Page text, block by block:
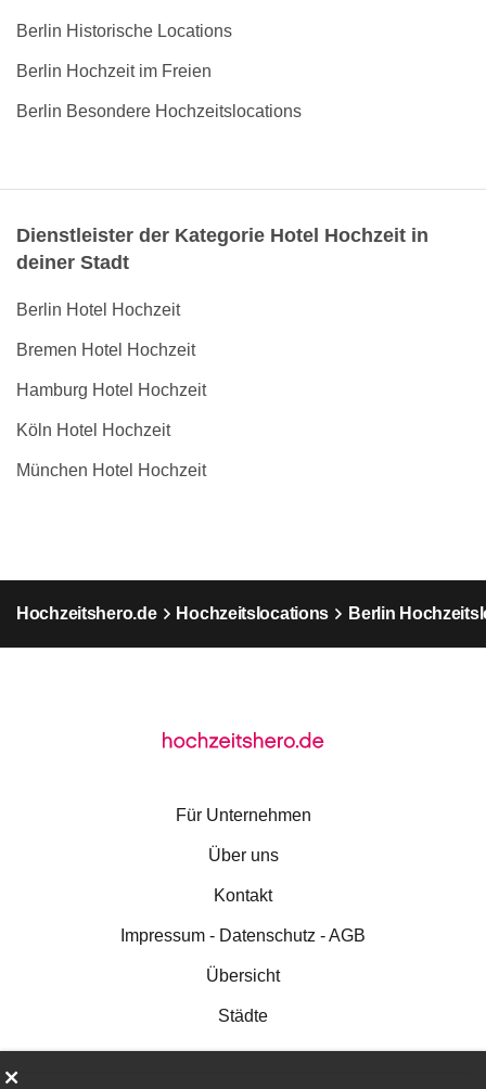
Berlin Historische Locations
Berlin Hochzeit im Freien
Berlin Besondere Hochzeitslocations
Dienstleister der Kategorie Hotel Hochzeit in
deiner Stadt
Berlin Hotel Hochzeit
Bremen Hotel Hochzeit
Hamburg Hotel Hochzeit
Köln Hotel Hochzeit
München Hotel Hochzeit
Hochzeitshero.de Hochzeitslocations Berlin
Für Unternehmen
Über uns
Kontakt
Impressum - Datenschutz - AGB
Übersicht
Städte